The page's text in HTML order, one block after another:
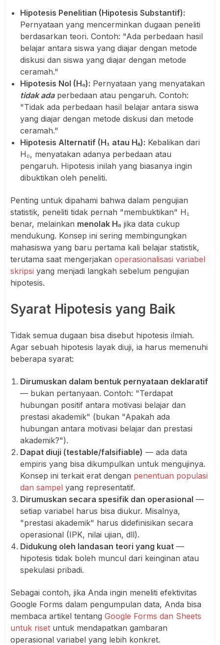
Hipotesis Penelitian (Hipotesis Substantif):
Pernyataan yang mencerminkan dugaan peneliti
berdasarkan teori. Contoh: "Ada perbedaan hasil
belajar antara siswa yang diajar dengan metode
diskusi dan siswa yang diajar dengan metode
ceramah."
Hipotesis Nol (H₀): Pernyataan yang menyatakan
tidak adaperbedaan atau pengaruh. Contoh:
"Tidak ada perbedaan hasil belajar antara siswa
yang diajar dengan metode diskusi dan metode
ceramah."
Hipotesis Alternatif (H₁ atau Hₐ): Kebalikan dari
H₀, menyatakan adanya perbedaan atau
pengaruh. Hipotesis inilah yang biasanya ingin
dibuktikan oleh peneliti.
Penting untuk dipahami bahwa dalam pengujian
statistik, peneliti tidak pernah "membuktikan" H₁
benar, melainkan menolak H₀ jika data cukup
mendukung. Konsep ini sering membingungkan
mahasiswa yang baru pertama kali belajar statistik,
terutama saat mengerjakan operasionalisasi variabel
skripsi yang menjadi langkah sebelum pengujian
hipotesis.
Syarat Hipotesis yang Baik
Tidak semua dugaan bisa disebut hipotesis ilmiah.
Agar sebuah hipotesis layak diuji, ia harus memenuhi
beberapa syarat:
Dirumuskan dalam bentuk pernyataan deklaratif
— bukan pertanyaan. Contoh: "Terdapat
hubungan positif antara motivasi belajar dan
prestasi akademik" (bukan "Apakah ada
hubungan antara motivasi belajar dan prestasi
akademik?").
Dapat diuji (testable/falsifiable) — ada data
empiris yang bisa dikumpulkan untuk mengujinya.
Konsep ini terkait erat dengan penentuan populasi
dan sampel yang representatif.
Dirumuskan secara spesifik dan operasional —
setiap variabel harus bisa diukur. Misalnya,
"prestasi akademik" harus didefinisikan secara
operasional (IPK, nilai ujian, dll).
Didukung oleh landasan teori yang kuat —
hipotesis tidak boleh muncul dari keinginan atau
spekulasi pribadi.
Sebagai contoh, jika Anda ingin meneliti efektivitas
Google Forms dalam pengumpulan data, Anda bisa
membaca artikel tentang Google Forms dan Sheets
untuk riset untuk mendapatkan gambaran
operasional variabel yang lebih konkret.